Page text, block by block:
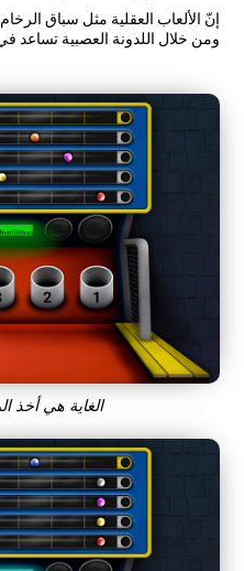
إنّ الألعاب العقلية مثل سباق
ومن خلال اللدونة العصبية تساعد
الغاية هي أخذ